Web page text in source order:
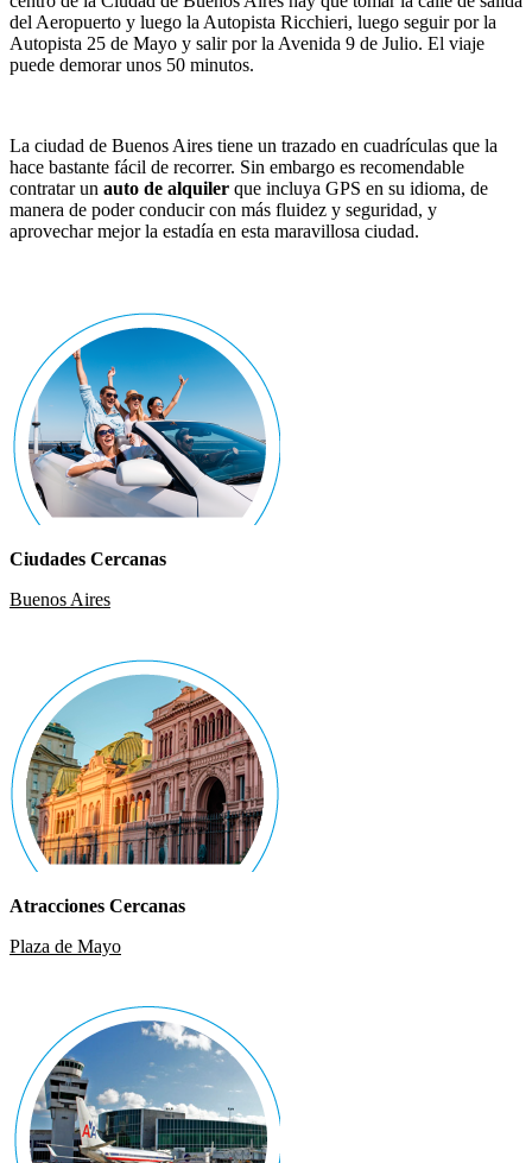
del Aeropuerto y luego la Autopista Ricchieri, luego seguir por la
Autopista 25 de Mayo y salir por la Avenida 9 de Julio. El viaje
puede demorar unos 50 minutos.
La ciudad de Buenos Aires tiene un trazado en cuadrículas que la
hace bastante fácil de recorrer. Sin embargo es recomendable
contratar un auto de alquiler que incluya GPS en su idioma, de
manera de poder conducir con más fluidez y seguridad, y
aprovechar mejor la estadía en esta maravillosa ciudad.
Ciudades Cercanas
Buenos Aires
Atracciones Cercanas
Plaza de Mayo